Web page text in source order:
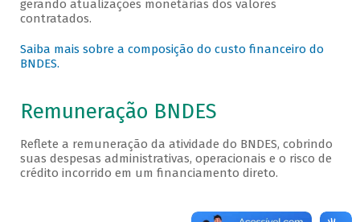
gerando atualizações monetárias dos valores
contratados.
Saiba mais sobre a composição do custo financeiro do
BNDES.
Remuneração BNDES
Reflete a remuneração da atividade do BNDES, cobrindo
suas despesas administrativas, operacionais e o risco de
crédito incorrido em um financiamento direto.